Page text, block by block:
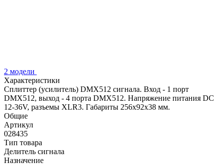
2 модели
Характеристики
Сплиттер (усилитель) DMX512 сигнала. Вход - 1 порт
DMX512, выход - 4 порта DMX512. Напряжение питания DC
12-36V, разъемы XLR3. Габариты 256х92х38 мм.
Общие
Артикул
028435
Тип товара
Делитель сигнала
Назначение